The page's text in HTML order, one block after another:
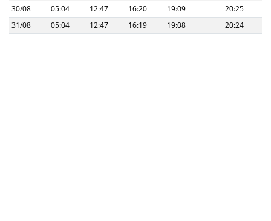
30/08
05:04 12:47 16:20 19:09
20:25
31/08
05:04 12:47 16:19 19:08 20:24